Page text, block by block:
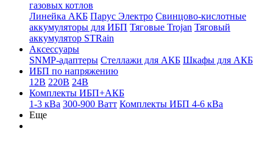
газовых котлов
Линейка АКБ Парус Электро Свинцово-кислотные
аккумуляторы для ИБП Тяговые Trojan Тяговый
аккумулятор STRain
Аксессуары
SNMP-адаптеры Стеллажи для АКБ Шкафы для АКБ
ИБП по напряжению
12В 220В 24В
Комплекты ИБП+АКБ
1-3 кВа 300-900 Ватт Комплекты ИБП 4-6 кВа
Еще